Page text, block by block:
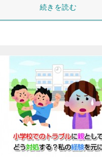
続きを読む